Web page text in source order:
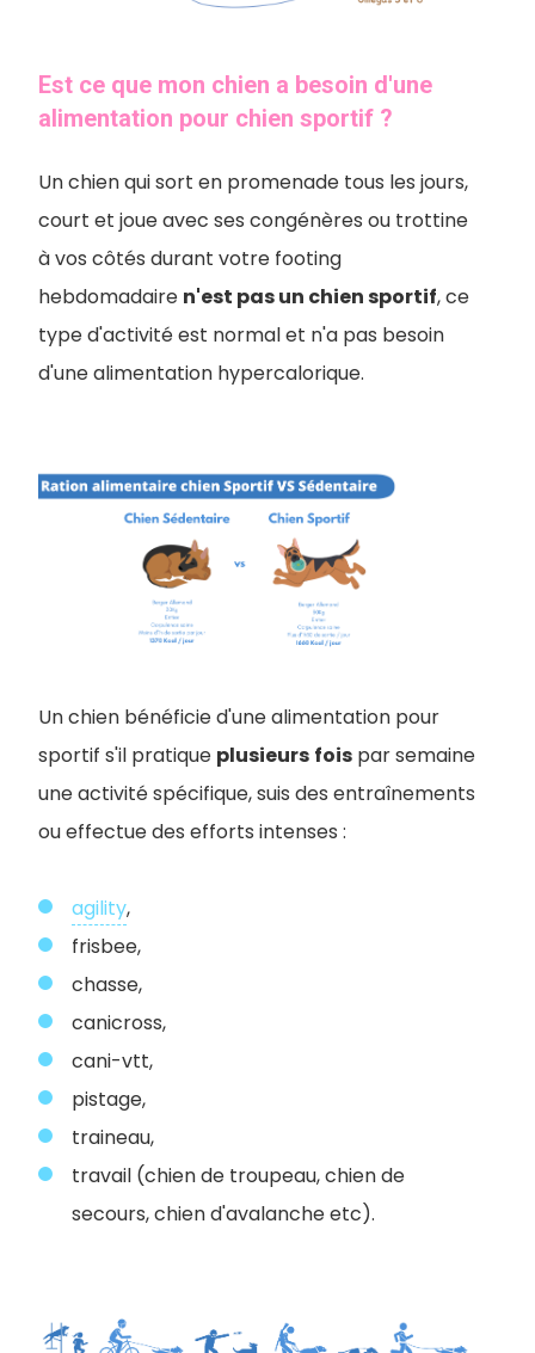
Est ce que mon chien a besoin d'une
alimentation pour chien sportif ?
Un chien qui sort en promenade tous les jours,
court et joue avec ses congénères ou trottine
à vos côtés durant votre footing
hebdomadaire n'est pas un chien sportif, ce
type d'activité est normal et n'a pas besoin
d'une alimentation hypercalorique.
Un chien bénéficie d'une alimentation pour
sportif s'il pratique plusieurs fois par semaine
une activité spécifique, suis des entraînements
ou effectue des efforts intenses :
agility,
frisbee,
chasse,
canicross,
cani-vtt,
pistage,
traineau,
travail (chien de troupeau, chien de
secours, chien d'avalanche etc).